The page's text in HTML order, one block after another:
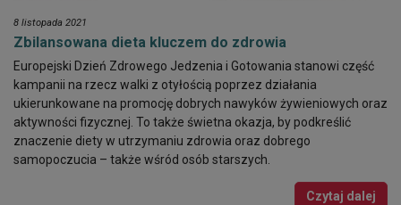
8 listopada 2021
Zbilansowana dieta kluczem do zdrowia
Europejski Dzień Zdrowego Jedzenia i Gotowania stanowi część
kampanii na rzecz walki z otyłością poprzez działania
ukierunkowane na promocję dobrych nawyków żywieniowych oraz
aktywności fizycznej. To także świetna okazja, by podkreślić
znaczenie diety w utrzymaniu zdrowia oraz dobrego
samopoczucia – także wśród osób starszych.
Czytaj dalej